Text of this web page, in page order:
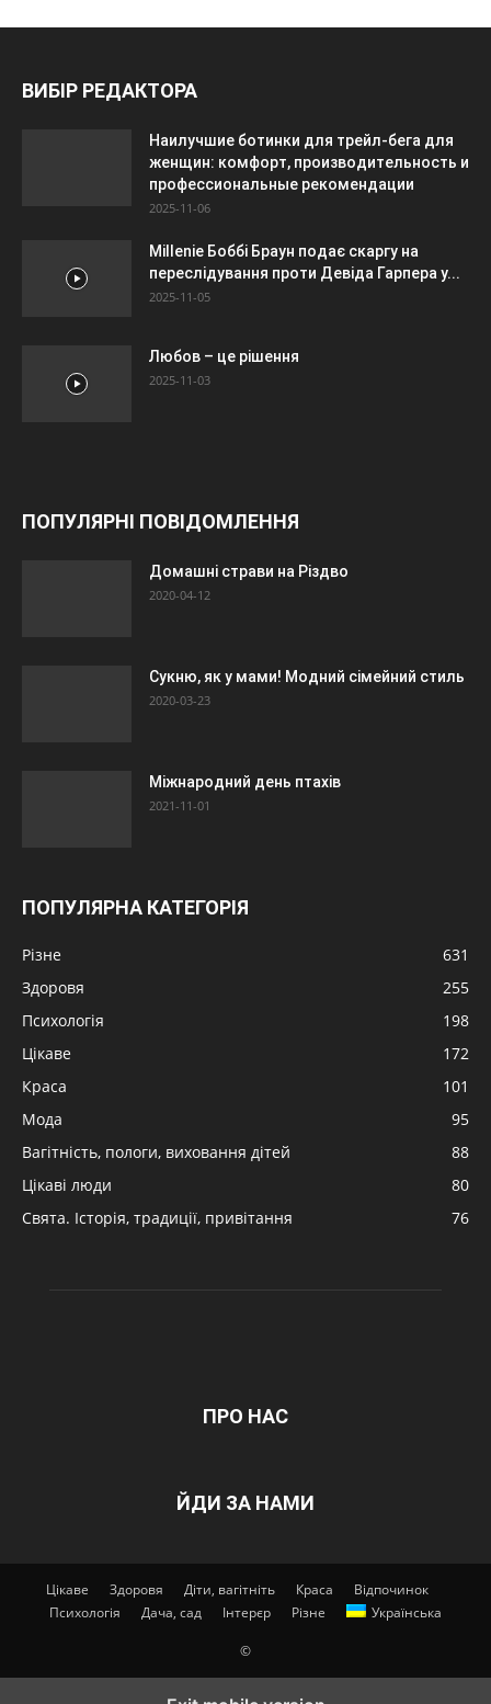
ВИБІР РЕДАКТОРА
Наилучшие ботинки для трейл-бега для
женщин: комфорт, производительность и
профессиональные рекомендации
2025-11-06
Millenie Боббі Браун подає скаргу на
переслідування проти Девіда Гарпера у...
2025-11-05
Любов – це рішення
2025-11-03
ПОПУЛЯРНІ ПОВІДОМЛЕННЯ
Домашні страви на Різдво
2020-04-12
Сукню, як у мами! Модний сімейний стиль
2020-03-23
Міжнародний день птахів
2021-11-01
ПОПУЛЯРНА КАТЕГОРІЯ
Різне
631
Здоровя
255
Психологія
198
Цікаве
172
Краса
101
Мода
95
Вагітність, пологи, виховання дітей
88
Цікаві люди
80
Свята. Історія, традиції, привітання
76
ПРО НАС
ЙДИ ЗА НАМИ
Цікаве Здоровя Діти, вагітніть Краса
Відпочинок
Психологія
Дача, сад Інтерєр Різне Українська
©